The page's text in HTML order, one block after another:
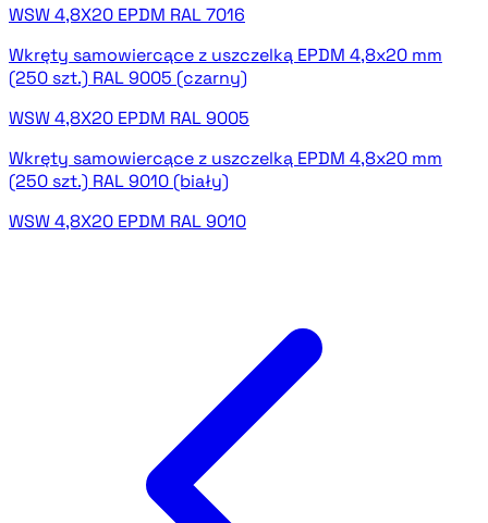
WSW 4,8X20 EPDM RAL 7016
Wkręty samowiercące z uszczelką EPDM 4,8x20 mm
(250 szt.) RAL 9005 (czarny)
WSW 4,8X20 EPDM RAL 9005
Wkręty samowiercące z uszczelką EPDM 4,8x20 mm
(250 szt.) RAL 9010 (biały)
WSW 4,8X20 EPDM RAL 9010